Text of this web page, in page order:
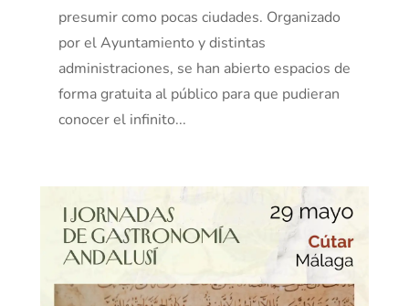
presumir como pocas ciudades. Organizado
por el Ayuntamiento y distintas
administraciones, se han abierto espacios de
forma gratuita al público para que pudieran
conocer el infinito...